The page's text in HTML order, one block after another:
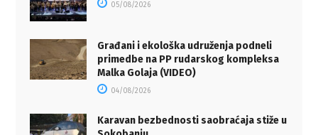
05/08/2026
Građani i ekološka udruženja podneli
primedbe na PP rudarskog kompleksa
Malka Golaja (VIDEO)
04/08/2026
Karavan bezbednosti saobraćaja stiže u